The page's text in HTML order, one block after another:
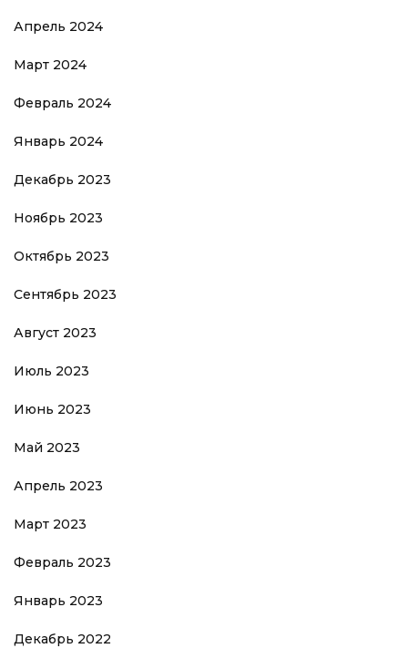
Апрель 2024
Март 2024
Февраль 2024
Январь 2024
Декабрь 2023
Ноябрь 2023
Октябрь 2023
Сентябрь 2023
Август 2023
Июль 2023
Июнь 2023
Май 2023
Апрель 2023
Март 2023
Февраль 2023
Январь 2023
Декабрь 2022